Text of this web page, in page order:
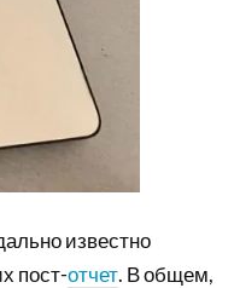
известно
пост-отчет. В общем,